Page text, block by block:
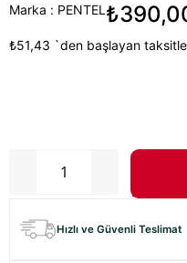
Marka : PENTEL
₺51,43 `den başlayan
Hızlı ve Güvenli Teslimat